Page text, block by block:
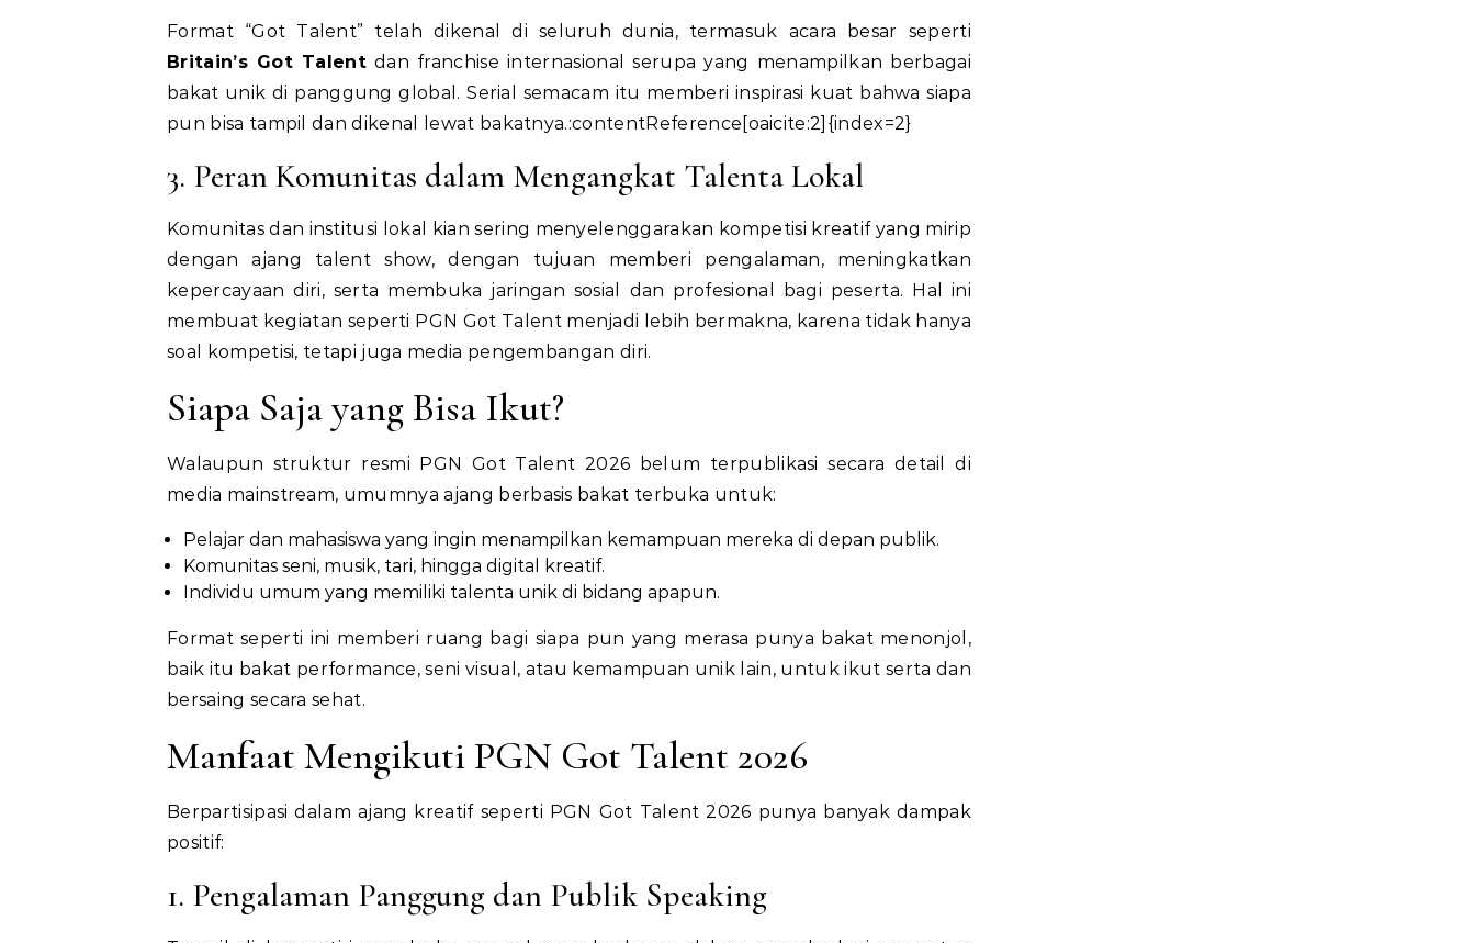
Format “Got Talent” telah dikenal di seluruh dunia, termasuk acara besar seperti
Britain’s Got Talentdan franchise internasional serupa yang menampilkan berbagai
bakat unik di panggung global. Serial semacam itu memberi inspirasi kuat bahwa siapa
pun bisa tampil dan dikenal lewat bakatnya.:contentReference[oaicite:2]{index=2}
3. Peran Komunitas dalam Mengangkat Talenta Lokal
Komunitas dan institusi lokal kian sering menyelenggarakan kompetisi kreatif yang mirip
dengan ajang talent show, dengan tujuan memberi pengalaman, meningkatkan
kepercayaan diri, serta membuka jaringan sosial dan profesional bagi peserta. Hal ini
membuat kegiatan seperti PGN Got Talent menjadi lebih bermakna, karena tidak hanya
soal kompetisi, tetapi juga media pengembangan diri.
Siapa Saja yang Bisa Ikut?
Walaupun struktur resmi PGN Got Talent 2026 belum terpublikasi secara detail di
media mainstream, umumnya ajang berbasis bakat terbuka untuk:
Pelajar dan mahasiswa yang ingin menampilkan kemampuan mereka di depan publik.
Komunitas seni, musik, tari, hingga digital kreatif.
Individu umum yang memiliki talenta unik di bidang apapun.
Format seperti ini memberi ruang bagi siapa pun yang merasa punya bakat menonjol,
baik itu bakat performance, seni visual, atau kemampuan unik lain, untuk ikut serta dan
bersaing secara sehat.
Manfaat Mengikuti PGN Got Talent 2026
Berpartisipasi dalam ajang kreatif seperti PGN Got Talent 2026 punya banyak dampak
positif:
1. Pengalaman Panggung dan Publik Speaking